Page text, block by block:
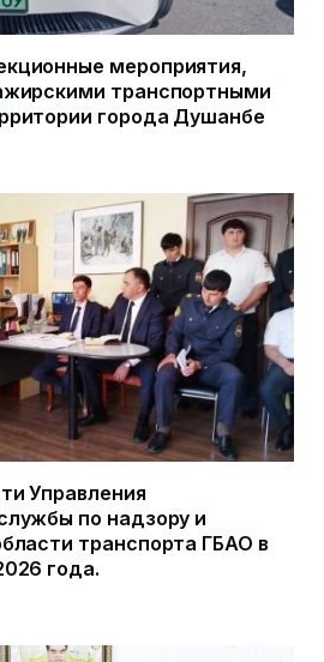
мероприятия,
транспортными
города Душанбе
Управления
по надзору и
транспорта ГБАО в
года.